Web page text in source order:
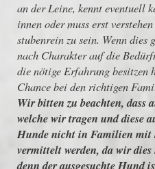
an der Leine, kennt eventuell
innen oder muss erst
stubenrein zu sein. Wenn
nach Charakter auf die
die nötige Erfahrung besitzen
Chance bei den richtigen
Wir bitten zu beachten, dass
welche wir tragen und diese
Hunde nicht in Familien mit
vermitteltwerden, da wir
denn der ausgesuchte Hund